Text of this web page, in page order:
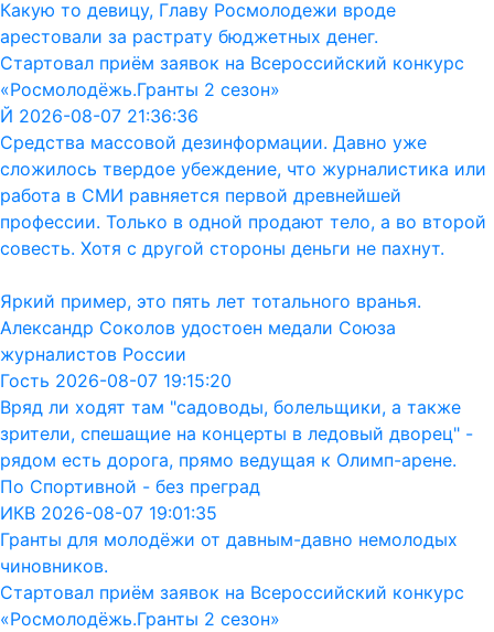
Какую то девицу, Главу Росмолодежи вроде
арестовали за растрату бюджетных денег.
Стартовал приём заявок на Всероссийский конкурс
«Росмолодёжь.Гранты 2 сезон»
Й 2026-08-07 21:36:36
Средства массовой дезинформации. Давно уже
сложилось твердое убеждение, что журналистика или
работа в СМИ равняется первой древнейшей
профессии. Только в одной продают тело, а во второй
совесть. Хотя с другой стороны деньги не пахнут.
Яркий пример, это пять лет тотального вранья.
Александр Соколов удостоен медали Союза
журналистов России
Гость 2026-08-07 19:15:20
Вряд ли ходят там "садоводы, болельщики, а также
зрители, спешащие на концерты в ледовый дворец" -
рядом есть дорога, прямо ведущая к Олимп-арене.
По Спортивной - без преград
ИКВ 2026-08-07 19:01:35
Гранты для молодёжи от давным-давно немолодых
чиновников.
Стартовал приём заявок на Всероссийский конкурс
«Росмолодёжь.Гранты 2 сезон»